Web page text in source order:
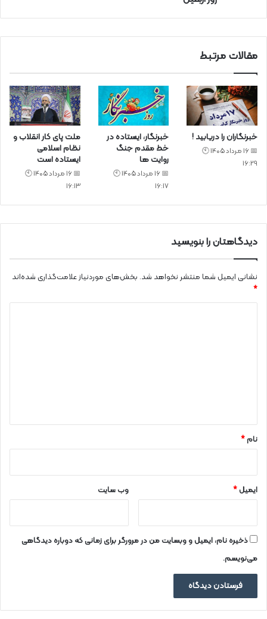
مقالات مرتبط
خبرنگاران را دریابید !
📅 16 مرداد 1405 🕙
16:29
خبرنگار، ایستاده در
خط مقدم جنگ
روایت ها
📅 16 مرداد 1405 🕙
16:17
ملت پای کار انقلاب و
نظام اسلامی
ایستاده است
📅 16 مرداد 1405 🕙
16:13
دیدگاهتان را بنویسید
نشانی ایمیل شما منتشر نخواهد شد. بخش‌های موردنیاز علامت‌گذاری شده‌اند
*
نام*
ایمیل* وب‌ سایت
ذخیره نام، ایمیل و وبسایت من در مرورگر برای زمانی که دوباره دیدگاهی
می‌نویسم.